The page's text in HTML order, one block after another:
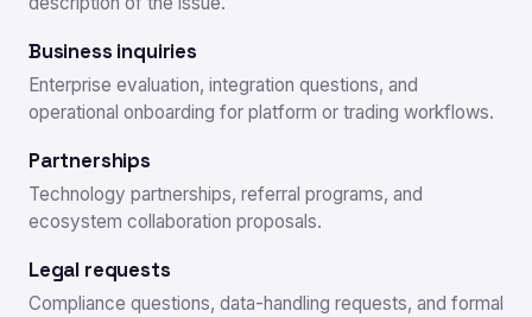
Business inquiries
Enterprise evaluation, integration questions, and
operational onboarding for platform or trading workflows.
Partnerships
Technology partnerships, referral programs, and
ecosystem collaboration proposals.
Legal requests
Compliance questions, data-handling requests, and formal